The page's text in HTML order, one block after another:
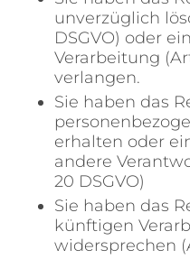
unverzüglich
DSGVO) oder
Verarbeitung
verlangen.
Sie haben das
erhalten oder
andere
20 DSGVO)
Sie haben das
künftigen
widersprechen